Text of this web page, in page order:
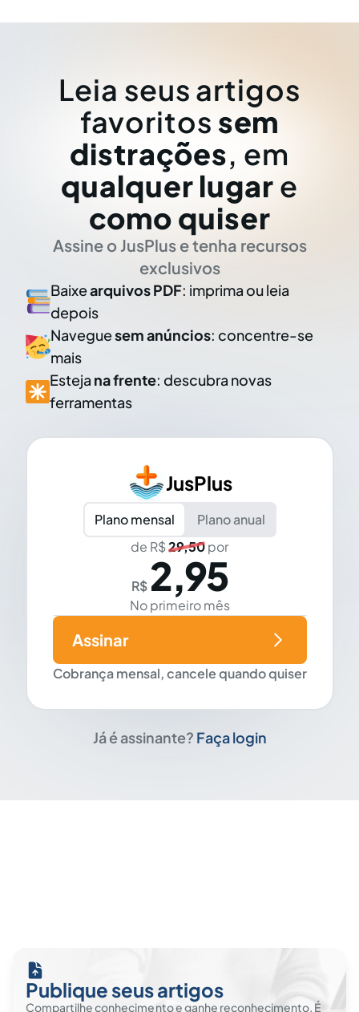
Leia seus artigos
favoritos sem
distrações, em
qualquer lugar e
como quiser
Assine o JusPlus e tenha recursos
exclusivos
Baixearquivos PDF: imprima ou leia
depois
Naveguesem anúncios: concentre-se
mais
Esteja na frente: descubra novas
ferramentas
JusPlus
Plano mensal
Plano anual
de R$29,50por
R$ 2,95
No primeiro mês
Cobrança mensal, cancele quando quiser
Assinar
Já é assinante? Faça login
Publique seus artigos
Compartilhe conhecimento e ganhe reconhecimento. É